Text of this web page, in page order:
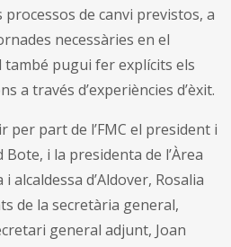
de canvi previstos, a
necessàries en el
pugui fer explícits els
a través d’experiències d’èxit.
per part de l’FMC el president i
i la presidenta de l’Àrea
alcaldessa d’Aldover, Rosalia
de la secretària general,
general adjunt, Joan